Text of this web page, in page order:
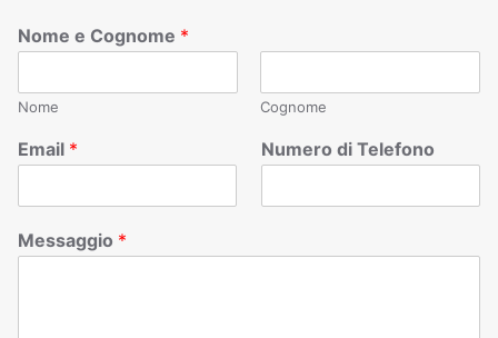
Nome e Cognome *
Nome Cognome
Email * Numero di Telefono
Messaggio *